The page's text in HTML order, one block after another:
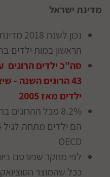
מדינת ישראל
נכון
הראשון במות ילדים
43 הרוגים השנה -
ילדים מאז 2005
8.2% מכל
OECD
לפי מחקר שפורסם
ככל שהמוצר